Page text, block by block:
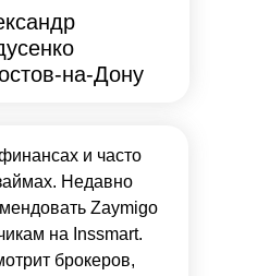
на-Дону
и часто
Недавно
Zaymigo
на Inssmart.
брокеров,